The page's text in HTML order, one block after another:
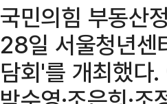
국민의힘 부동산
28일 서울청년센
담회'를 개최했다